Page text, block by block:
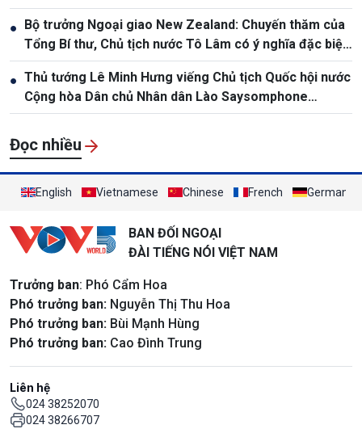
● Bộ trưởng Ngoại giao New Zealand: Chuyến thăm của
Tổng Bí thư, Chủ tịch nước Tô Lâm có ý nghĩa đặc biệt
quan trọng
● Thủ tướng Lê Minh Hưng viếng Chủ tịch Quốc hội nước
Cộng hòa Dân chủ Nhân dân Lào Saysomphone
Phomvihane
Đọc nhiều
English Vietnamese Chinese French German
BAN ĐỐI NGOẠI
ĐÀI TIẾNG NÓI VIỆT NAM
Trưởng ban: Phó Cẩm Hoa
Phó trưởng ban: Nguyễn Thị Thu Hoa
Phó trưởng ban: Bùi Mạnh Hùng
Phó trưởng ban: Cao Đình Trung
Liên hệ
024 38252070
024 38266707